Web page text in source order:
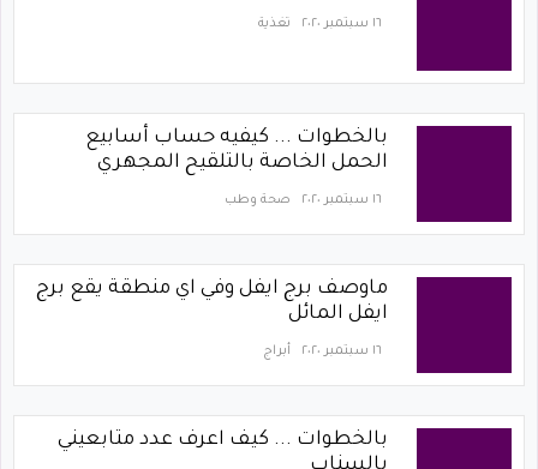
١٦ سبتمبر ٢٠٢٠ تغذية
بالخطوات ... كيفيه حساب أسابيع
الحمل الخاصة بالتلقيح المجهري
١٦ سبتمبر ٢٠٢٠ صحة وطب
ماوصف برج ايفل وفي اي منطقة يقع برج
ايفل المائل
١٦ سبتمبر ٢٠٢٠ أبراج
بالخطوات ... كيف اعرف عدد متابعيني